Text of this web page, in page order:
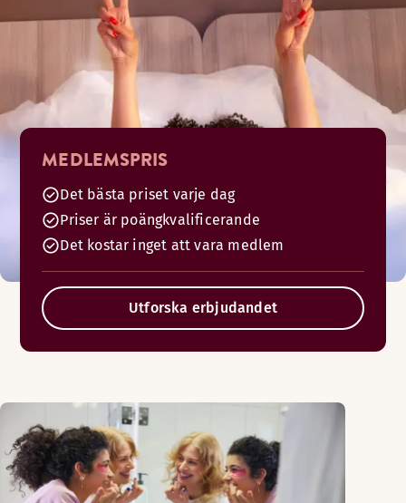
MEDLEMSPRIS
Det bästa priset varje dag
Priser är poängkvalificerande
Det kostar inget att vara medlem
Utforska erbjudandet